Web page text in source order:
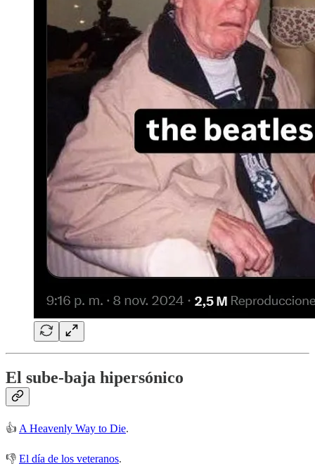
El sube-baja hipersónico
👍 A Heavenly Way to Die.
👎 El día de los veteranos.